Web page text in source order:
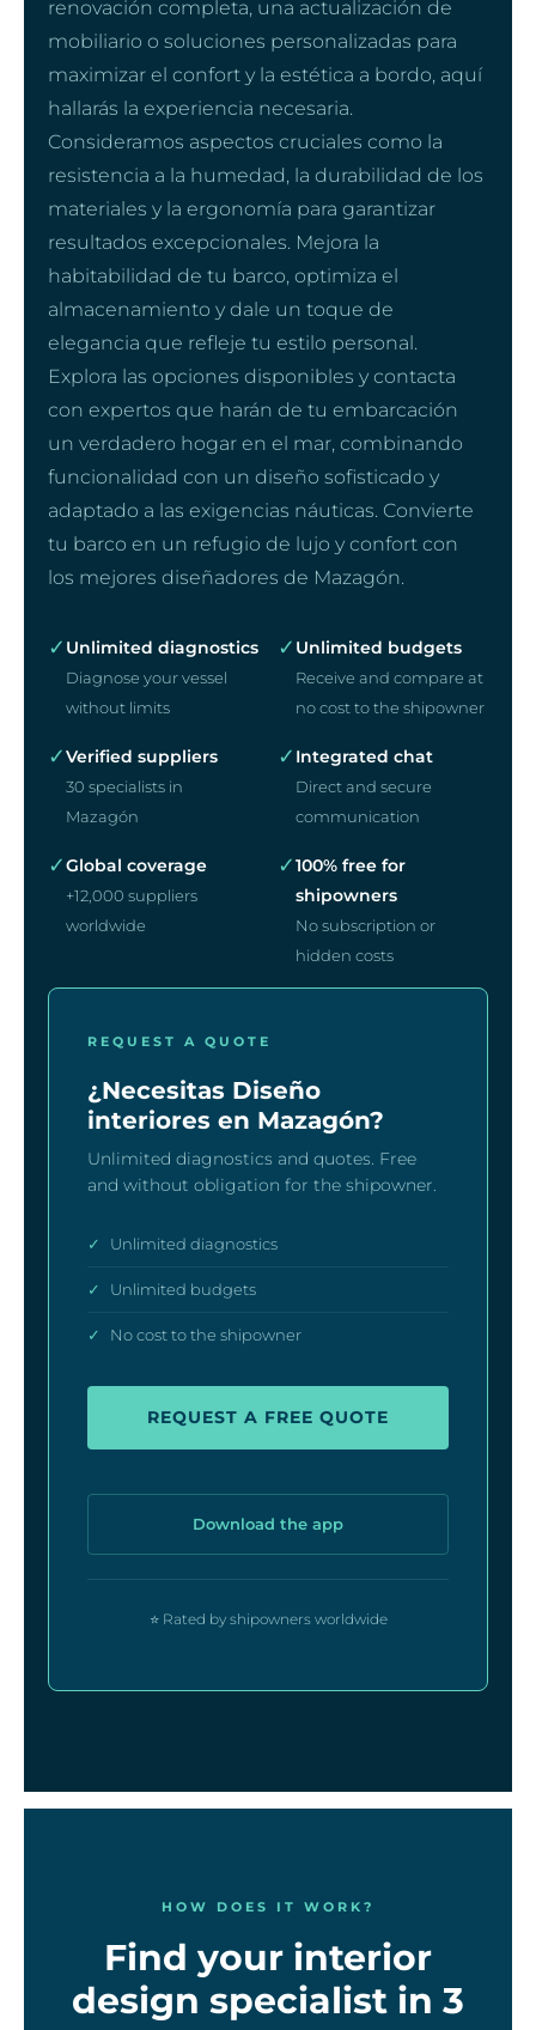
renovación completa, una actualización de
mobiliario o soluciones personalizadas para
maximizar el confort y la estética a bordo, aquí
hallarás la experiencia necesaria.
Consideramos aspectos cruciales como la
resistencia a la humedad, la durabilidad de los
materiales y la ergonomía para garantizar
resultados excepcionales. Mejora la
habitabilidad de tu barco, optimiza el
almacenamiento y dale un toque de
elegancia que refleje tu estilo personal.
Explora las opciones disponibles y contacta
con expertos que harán de tu embarcación
un verdadero hogar en el mar, combinando
funcionalidad con un diseño sofisticado y
adaptado a las exigencias náuticas. Convierte
tu barco en un refugio de lujo y confort con
los mejores diseñadores de Mazagón.
✓ Unlimited diagnostics
Diagnose your vessel
without limits
✓ Unlimited budgets
Receive and compare at
no cost to the shipowner
✓Verified suppliers
30 specialists in
Mazagón
✓ Integrated chat
Direct and secure
communication
✓Global coverage
+12,000 suppliers
worldwide
✓100% free for
shipowners
No subscription or
hidden costs
REQUEST A QUOTE
¿Necesitas Diseño
interiores en Mazagón?
Unlimited diagnostics and quotes. Free
and without obligation for the shipowner.
✓ Unlimited diagnostics
✓ Unlimited budgets
✓ No cost to the shipowner
REQUEST A FREE QUOTE
Download the app
⭐ Rated by shipowners worldwide
HOW DOES IT WORK?
Find your interior
design specialist in 3